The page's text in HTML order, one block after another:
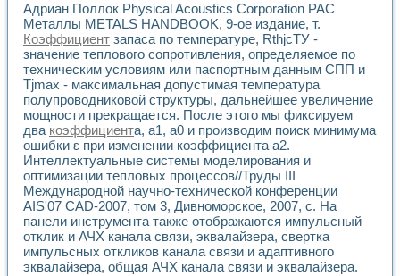
Устройство для изучения основ интерфейсов обмена по
Лабораторный практикум: изучение адиабатического
Стенд для исследования электрических переходных
Система статистической обработки результатов
Автоматизация лазерно-плазменных измерений с
Модельно-измерительный комплекс. Назначение. Состав.
Использование технологий NATIONAL INSTRUMENTS
Учебный практикум "Спектральный и корреляционный
Учебный стенд для исследования принципа действия
Оборудование и программное обеспечение учебных
Виртуальный лабораторный практикум для изучения
Управление роботом ТУР-10 средствами LabVIEW
Аппаратно-программный комплекс для исследования
Автоматизированный дистанционный лабораторный
Исследование возможности реставрации одномерных
Использование технологий NATIONAL INSTRUMENTS в
Адриан Поллок Physical Acoustics Corporation РАС
Металлы METALS HANDBOOK, 9-ое издание, т.
Коэффициент запаса по температуре, RthjcТУ -
значение теплового сопротивления, определяемое по
техническим условиям или паспортным данным СПП и
Tjmax - максимальная допустимая температура
полупроводниковой структуры, дальнейшее увеличение
мощности прекращается. После этого мы фиксируем
два коэффициента, a1, a0 и производим поиск минимума
ошибки ε при изменении коэффициента a2.
Интеллектуальные системы моделирования и
оптимизации тепловых процессов//Труды III
Международной научно-технической конференции
AIS'07 CAD-2007, том 3, Дивноморское, 2007, с. На
панели инструмента также отображаются импульсный
отклик и АЧХ канала связи, эквалайзера, свертка
импульсных откликов канала связи и адаптивного
эквалайзера, общая АЧХ канала связи и эквалайзера.